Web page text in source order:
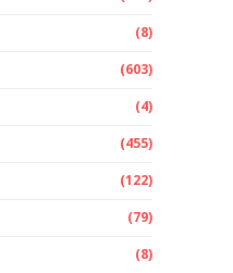
(8)
(603)
(4)
(455)
(122)
(79)
(8)